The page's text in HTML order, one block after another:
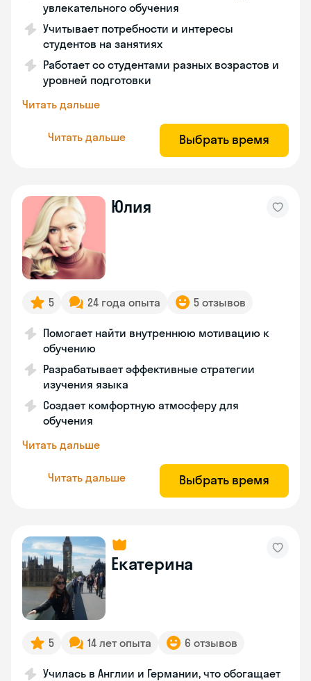
увлекательного обучения
Учитывает потребности и интересы
студентов на занятиях
Работает со студентами разных возрастов и
уровней подготовки
Читать дальше
Читать дальше Выбрать время
Юлия
5 24 года опыта 5 отзывов
Помогает найти внутреннюю мотивацию к
обучению
Разрабатывает эффективные стратегии
изучения языка
Создает комфортную атмосферу для
обучения
Читать дальше
Читать дальше Выбрать время
Екатерина
5 14 лет опыта 6 отзывов
Училась в Англии и Германии, что обогащает